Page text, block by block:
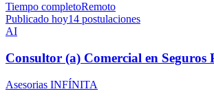
Tiempo completoRemoto
Publicado hoy14 postulaciones
AI
Consultor (a) Comercial en Seguros
Asesorias INFÍNITA